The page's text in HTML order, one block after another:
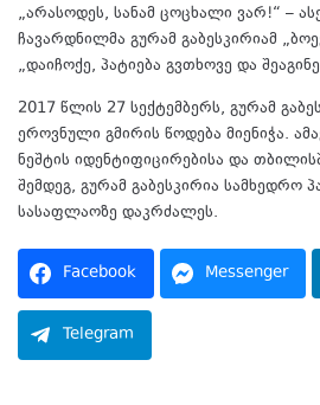
„არასოდეს, სანამ ცოცხალი ვარ!“ –
ჩავარდნილმა გურამ გაბესკირიამ
„დაიჩოქე, პატიება გვთხოვე და
2017 წლის 27 სექტემბერს, გურამ
ეროვნული გმირის წოდება მიენიჭა.
ნეშტის იდენტიფიცირებისა და
შემდეგ, გურამ გაბესკირია სამხედრო
სასაფლაოზე დაკრძალეს.
Facebook Messenger
Telegram